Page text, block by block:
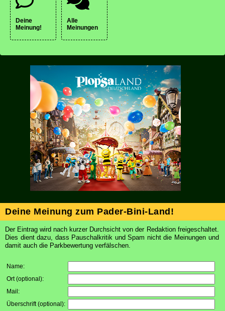
Deine
Meinung!
Alle
Meinungen
Deine Meinung zum Pader-Bini-Land!
Der Eintrag wird nach kurzer Durchsicht von der Redaktion freigeschaltet.
Dies dient dazu, dass Pauschalkritik und Spam nicht die Meinungen und
damit auch die Parkbewertung verfälschen.
Name:
Ort (optional):
Mail :
Überschrift (optional):